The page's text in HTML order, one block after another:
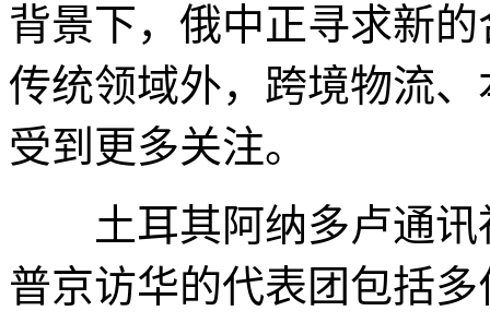
背景下，俄中正寻求新
传统领域外，跨境物流
受到更多关注。
土耳其阿纳多卢通讯
普京访华的代表团包括